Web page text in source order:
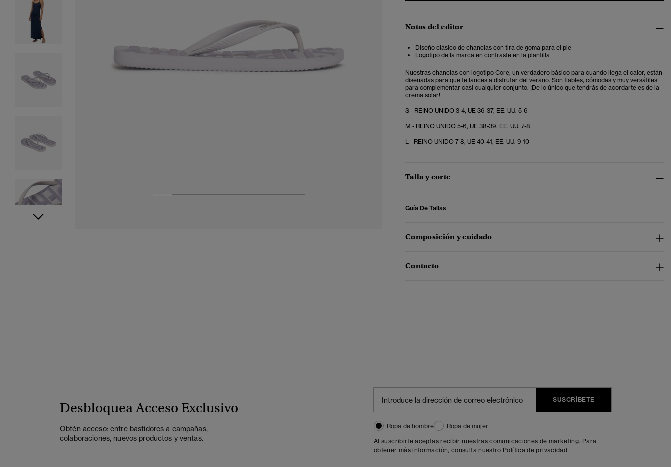
Notas del editor
Diseño clásico de chanclas con tira de goma para el pie
Logotipo de la marca en contraste en la plantilla
Nuestras chanclas con logotipo Core, un verdadero básico para cuando llega el calor, están
diseñadas para que te lances a disfrutar del verano. Son fiables, cómodas y muy versátiles
para complementar casi cualquier conjunto. ¡De lo único que tendrás de acordarte es de la
crema solar!
S - REINO UNIDO 3-4, UE 36-37, EE. UU. 5-6
M - REINO UNIDO 5-6, UE 38-39, EE. UU. 7-8
L - REINO UNIDO 7-8, UE 40-41, EE. UU. 9-10
Talla y corte
Guía De Tallas
Composición y cuidado
Contacto
Desbloquea Acceso Exclusivo
Obtén acceso: entre bastidores a campañas,
colaboraciones, nuevos productos y ventas.
SUSCRÍBETE
Ropa de hombre
Ropa de mujer
Al suscribirte aceptas recibir nuestras comunicaciones de marketing. Para
obtener más información, consulta nuestro Política de privacidad